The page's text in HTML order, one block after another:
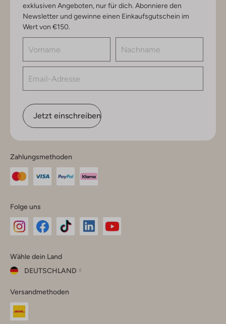
exklusiven Angeboten, nur für dich. Abonniere den
Newsletter und gewinne einen Einkaufsgutschein im
Wert von €150.
Jetzt einschreiben
Zahlungsmethoden
Folge uns
Instagram
Facebook
TikTok
Wähle dein Land
DEUTSCHLAND
dein
Land
Versandmethoden